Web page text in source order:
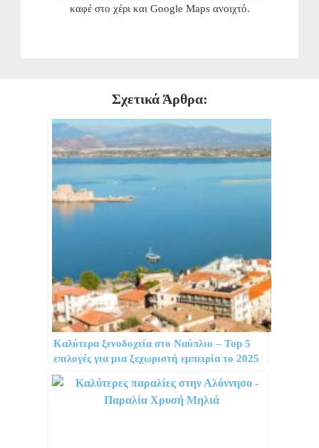
καφέ στο χέρι και Google Maps ανοιχτό.
Σχετικά Άρθρα:
Καλύτερα ξενοδοχεία στο Ναύπλιο – Top 5
επιλογές για μια ξεχωριστή εμπειρία το 2025